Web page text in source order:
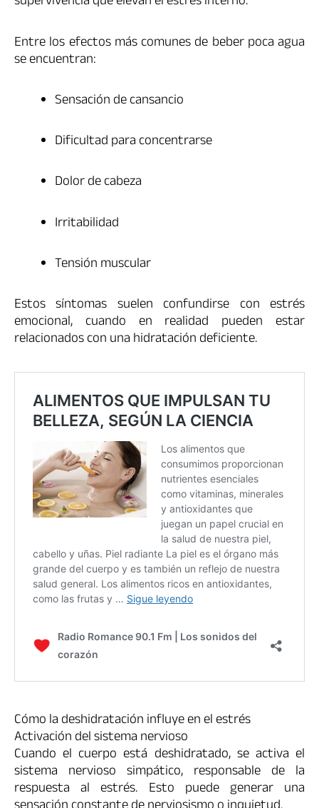
Entre los efectos más comunes de beber poca agua
se encuentran:
Sensación de cansancio
Dificultad para concentrarse
Dolor de cabeza
Irritabilidad
Tensión muscular
Estos síntomas suelen confundirse con estrés
emocional, cuando en realidad pueden estar
relacionados con una hidratación deficiente.
Cómo la deshidratación influye en el estrés
Activación del sistema nervioso
Cuando el cuerpo está deshidratado, se activa el
sistema nervioso simpático, responsable de la
respuesta al estrés. Esto puede generar una